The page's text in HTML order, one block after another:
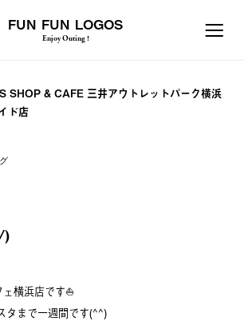
FUN FUN LOGOS
Enjoy Outing !
SHOP & CAFE 三井アウトレットパーク横浜
ド店
横浜店です⛵️
タまで一週間です(^^)